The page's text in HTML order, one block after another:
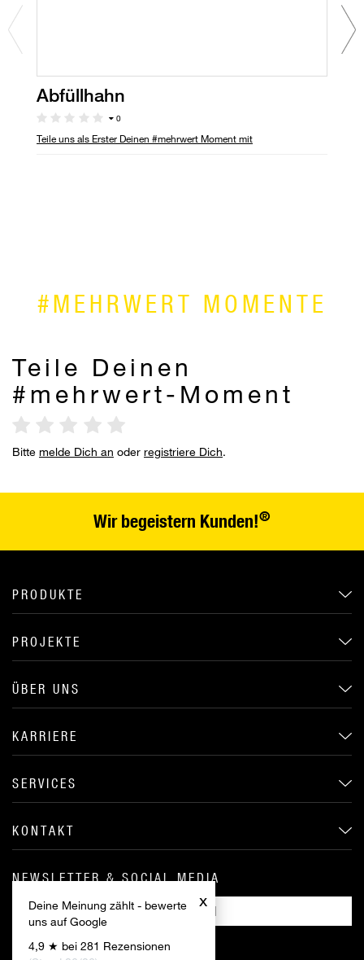
x
Deine Meinung zählt - bewerte
uns auf Google
4,9 ★ bei 281 Rezensionen
Abfüllhahn
0
Teile uns als Erster Deinen #mehrwert Moment mit
#MEHRWERT MOMENTE
Teile Deinen
#mehrwert-Moment
Bitte melde Dich an oder registriere Dich.
Wir begeistern Kunden!®
PRODUKTE
PROJEKTE
ÜBER UNS
KARRIERE
SERVICES
KONTAKT
NEWSLETTER & SOCIAL MEDIA
ANMELDEN